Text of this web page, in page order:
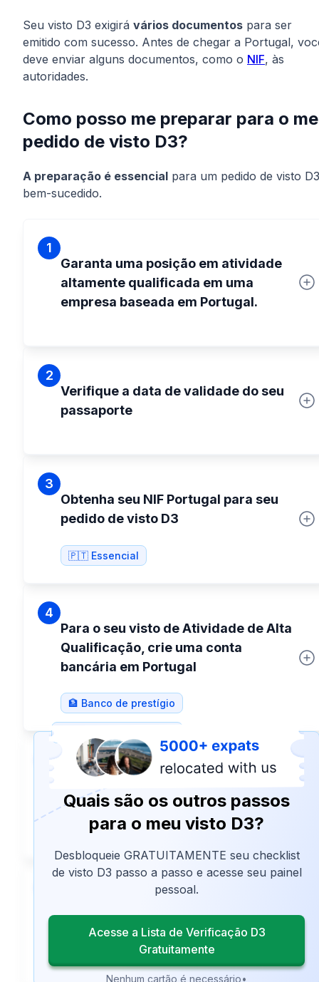
Seu visto D3 exigirá vários documentos para ser
emitido com sucesso. Antes de chegar a Portugal,
deve enviar alguns documentos, como o NIF, às
autoridades.
Como posso me preparar para o
pedido de visto D3?
A preparação é essencial para um pedido de visto D3
bem-sucedido.
1
Garanta uma posição em atividade
altamente qualificada em uma
empresa baseada em Portugal.
2
Verifique a data de validade do seu
passaporte
3
Obtenha seu NIF Portugal para seu
pedido de visto D3
🇵🇹 Essencial
4
Para o seu visto de Atividade de Alta
Qualificação, crie uma conta
bancária em Portugal
🏦 Banco de prestígio
5
Transfira o valor necessário para o
visto D3 para sua conta bancária em
na sua aplicação para o visto D3.
Quais são os outros passos
para o meu visto D3?
Desbloqueie GRATUITAMENTE seu checklist
de visto D3 passo a passo e acesse seu painel
pessoal.
Acesse a Lista de Verificação D3
Gratuitamente
Nenhum cartão é necessário•